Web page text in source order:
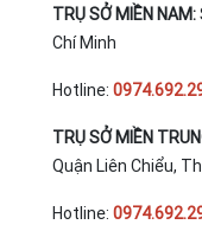
TRỤ SỞ MIỀN NAM:
Chí Minh
Hotline:
TRỤ SỞ MIỀN
Quận Liên Chiểu,
Hotline: